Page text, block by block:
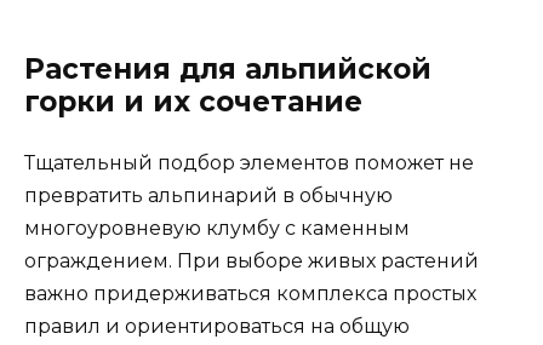
Растения для альпийской
горки и их сочетание
Тщательный подбор элементов поможет не
превратить альпинарий в обычную
многоуровневую клумбу с каменным
ограждением. При выборе живых растений
важно придерживаться комплекса простых
правил и ориентироваться на общую